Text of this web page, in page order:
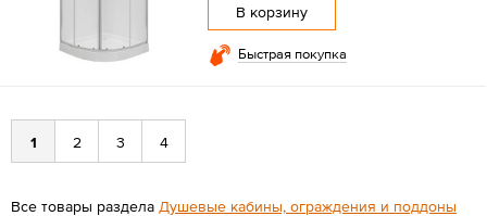
В корзину
Быстрая покупка
1 2 3 4
Все товары раздела Душевые кабины, ограждения и поддоны